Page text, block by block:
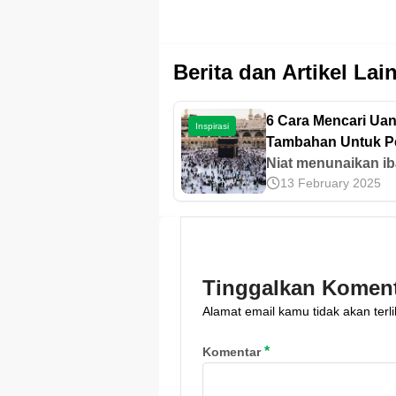
Berita dan Artikel
Inspirasi
6 Cara Mencari
Tambahan Untuk
Haji
Niat menunaikan
Haji terkadang
dengan masalah
cara mendapatkan
tambahan.
13 February 2025
Tinggalkan
Alamat email kamu tidak akan
Komentar*